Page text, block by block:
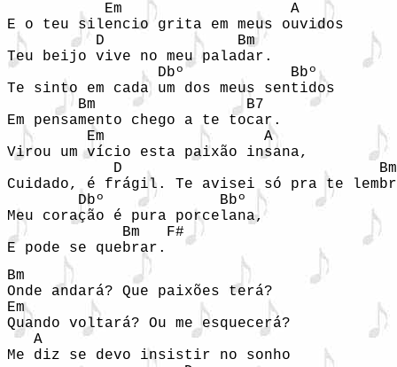
           Em                   A
E o teu silencio grita em meus ouvidos
          D               Bm
Teu beijo vive no meu paladar.
                 Dbº            Bbº
Te sinto em cada um dos meus sentidos
        Bm                 B7
Em pensamento chego a te tocar.
Em
Virou um vício esta paixão insana,
D
Cuidado, é frágil. Te avisei só pra te
        Dbº             Bbº
Meu coração é pura porcelana,
             Bm   F#
E pode se quebrar.
Bm
Onde andará? Que paixões terá?
Em
Quando voltará? Ou me esquecerá?
   A
Me diz se devo insistir no sonho